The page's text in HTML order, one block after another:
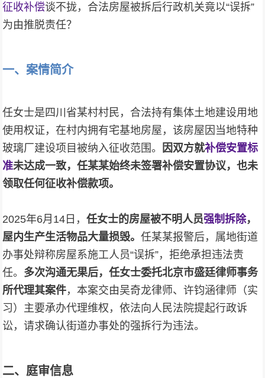
征收补偿谈不拢，合法房屋被拆后行政机关竟以“误拆”
为由推脱责任？
一、案情简介
任女士是四川省某村村民，合法持有集体土地建设用地
使用权证，在村内拥有宅基地房屋，该房屋因当地特种
玻璃厂建设项目被纳入征收范围。
因双方就补偿安置标
准未达成一致，任某某始终未签署补偿安置协议，也未
领取任何征收补偿款项。
2025年6月14日，任女士的房屋被不明人员强制拆除，
屋内生产生活物品大量损毁。任某某报警后，属地街道
办事处辩称房屋系施工人员“误拆”，拒绝承担违法责
任。 多次沟通无果后，任女士委托北京市盛廷律师事务
所代理其案件，本案交由吴奇龙律师、许钧涵律师（实
习）主要承办代理维权，依法向人民法院提起行政诉
讼，请求确认街道办事处的强拆行为违法。
二、 庭审信息